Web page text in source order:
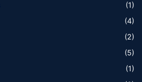
(1)
(4)
(2)
(5)
(1)